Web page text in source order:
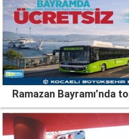
Ramazan Bayramı’nda